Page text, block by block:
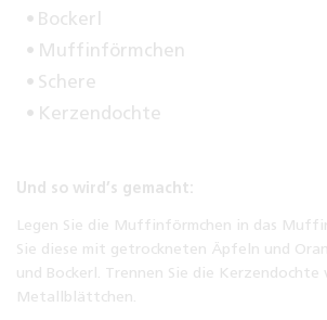
Bockerl
Muffinförmchen
Schere
Kerzendochte
Und so wird’s gemacht:
Legen Sie die Muffinförmchen in das
Sie diese mit getrockneten Äpfeln und
und Bockerl. Trennen Sie die Kerzendochte
Metallblättchen.